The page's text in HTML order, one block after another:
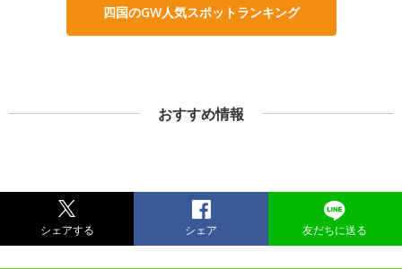
四国のGW人気スポットランキング
おすすめ情報
シェアする シェア 友だちに送る